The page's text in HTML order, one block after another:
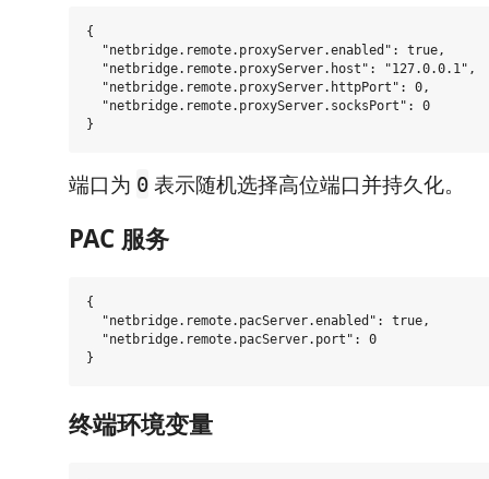
{
  "netbridge.remote.proxyServer.enabled": true,
  "netbridge.remote.proxyServer.host": "127.0.0.1",
  "netbridge.remote.proxyServer.httpPort": 0,
  "netbridge.remote.proxyServer.socksPort": 0
端口为 0 表示随机选择高位端口并持久化。
PAC 服务
{
  "netbridge.remote.pacServer.enabled": true,
  "netbridge.remote.pacServer.port": 0
终端环境变量